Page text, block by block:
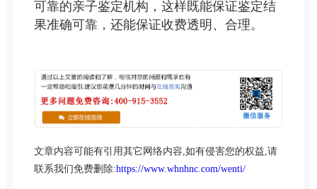
可靠的亲子鉴定机构，这样既能保证鉴定结
果准确可靠，还能保证收费透明、合理。
文章内容可能有引用其它网络内容,如有侵害您的权益,请
联系我们免费删除:https://www.whnhnc.com/wenti/